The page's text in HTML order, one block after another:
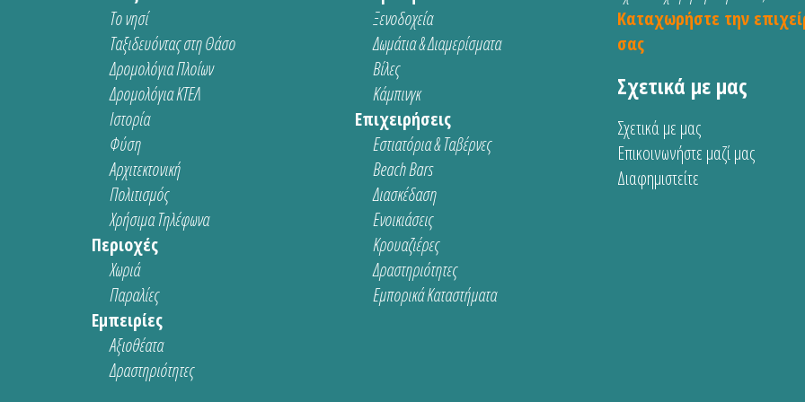
Το νησί
Ταξιδευόντας στη Θάσο
Δρομολόγια Πλοίων
Δρομολόγια ΚΤΕΛ
Ιστορία
Φύση
Αρχιτεκτονική
Πολιτισμός
Χρήσιμα Τηλέφωνα
Περιοχές
Χωριά
Παραλίες
Εμπειρίες
Αξιοθέατα
Δραστηριότητες
Ξενοδοχεία
Δωμάτια & Διαμερίσματα
Βίλες
Κάμπινγκ
Επιχειρήσεις
Εστιατόρια & Ταβέρνες
Beach Bars
Διασκέδαση
Ενοικιάσεις
Κρουαζιέρες
Δραστηριότητες
Εμπορικά Καταστήματα
Καταχωρήστε την
σας
Σχετικά με μας
Σχετικά με μας
Επικοινωνήστε μαζί μας
Διαφημιστείτε